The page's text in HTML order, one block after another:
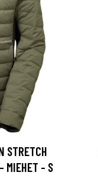
STRETCH
MIEHET - S